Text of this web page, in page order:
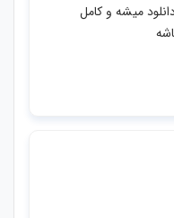
میشه و کامل